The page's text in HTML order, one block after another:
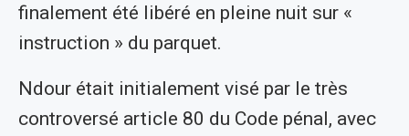
finalement été libéré en pleine nuit sur «
instruction » du parquet.
Ndour était initialement visé par le très
controversé article 80 du Code pénal, avec